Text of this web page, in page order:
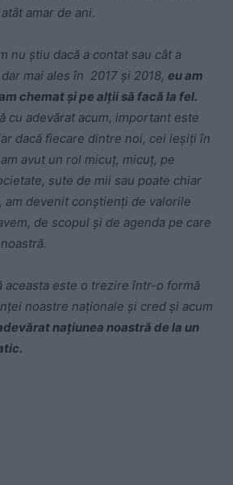
amar de ani.
nu știu dacă a contat sau cât a
mai ales în 2017 și 2018, eu am
chemat și pe alții să facă la fel.
cu adevărat acum, important este
dacă fiecare dintre noi, cei ieșiți în
avut un rol micuț, micuț, pe
sute de mii sau poate chiar
am devenit conștienți de valorile
de scopul și de agenda pe care
aceasta este o trezire într-o formă
noastre naționale și cred și acum
națiunea noastră de la un